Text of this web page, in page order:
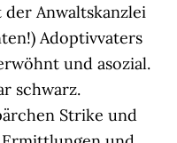
Anwaltskanzlei
Adoptivvaters
und asozial.
schwarz.
Strike und